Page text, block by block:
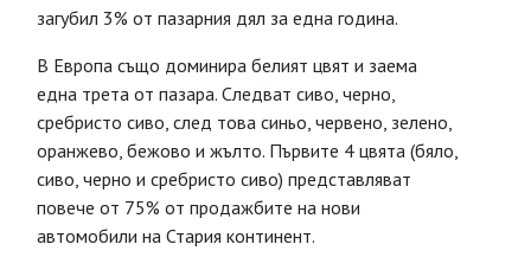
загубил 3% от пазарния дял за една година.
В Европа също доминира белият цвят и заема
една трета от пазара. Следват сиво, черно,
сребристо сиво, след това синьо, червено, зелено,
оранжево, бежово и жълто. Първите 4 цвята (бяло,
сиво, черно и сребристо сиво) представляват
повече от 75% от продажбите на нови
автомобили на Стария континент.